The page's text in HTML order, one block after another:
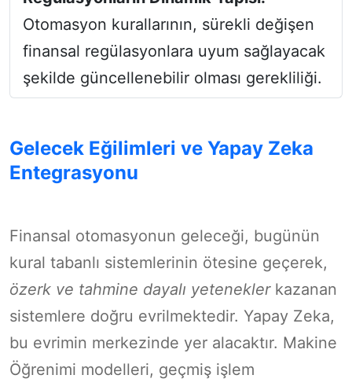
Otomasyon kurallarının, sürekli değişen
finansal regülasyonlara uyum sağlayacak
şekilde güncellenebilir olması gerekliliği.
Gelecek Eğilimleri ve Yapay Zeka
Entegrasyonu
Finansal otomasyonun geleceği, bugünün
kural tabanlı sistemlerinin ötesine geçerek,
özerk ve tahmine dayalı yeteneklerkazanan
sistemlere doğru evrilmektedir. Yapay Zeka,
bu evrimin merkezinde yer alacaktır. Makine
Öğrenimi modelleri, geçmiş işlem